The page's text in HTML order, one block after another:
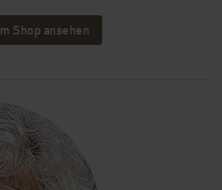
Shop ansehen